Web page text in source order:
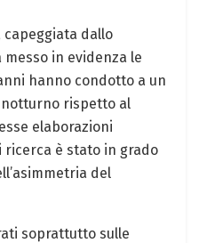
capeggiata dallo
in evidenza le
hanno condotto a un
rispetto al
elaborazioni
è stato in grado
del
soprattutto sulle